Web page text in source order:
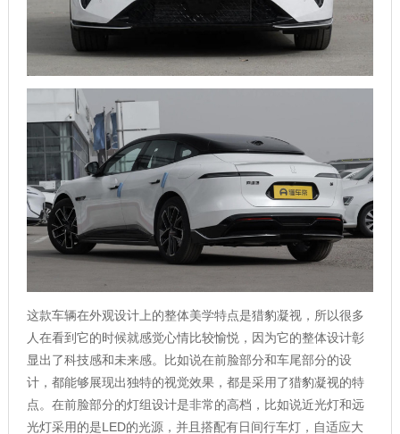
这款车辆在外观设计上的整体美学特点是猎豹凝视，所以很多
人在看到它的时候就感觉心情比较愉悦，因为它的整体设计彰
显出了科技感和未来感。比如说在前脸部分和车尾部分的设
计，都能够展现出独特的视觉效果，都是采用了猎豹凝视的特
点。在前脸部分的灯组设计是非常的高档，比如说近光灯和远
光灯采用的是LED的光源，并且搭配有日间行车灯，自适应大